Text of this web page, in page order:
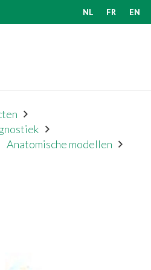
NL FR EN
Anatomische modellen